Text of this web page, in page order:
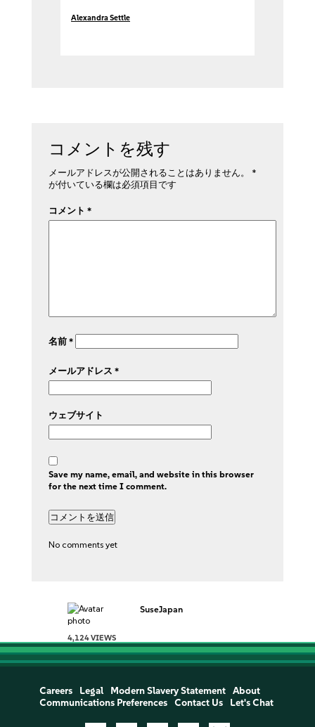
Alexandra Settle
コメントを残す
メールアドレスが公開されることはありません。
*
が付いている欄は必須項目です
コメント *
名前 *
メールアドレス *
ウェブサイト
Save my name, email, and website in this browser
for the next time I comment.
No comments yet
4,124 VIEWS
SuseJapan
Careers Legal Modern Slavery Statement
About
Communications Preferences
Contact Us Let's Chat